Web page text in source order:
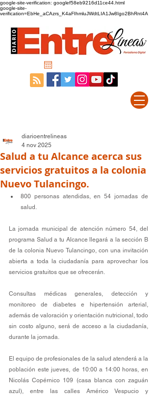
google-site-verification: googlef58eb9216d11ce44.html
google-site-
verification=EbHe_aCAzrs_K4aFIhmluJWdtLIA1Jw8Igo2BhRnt4A
Salud a tu Alcance acerca sus
servicios gratuitos a la colonia
Nuevo Tulancingo.
diarioentrelineas
4 nov 2025
800 personas atendidas, en 54 jornadas de
salud.
La jornada municipal de atención número 54, del
programa Salud a tu Alcance llegará a la sección B
de la colonia Nuevo Tulancingo, con una invitación
abierta a toda la ciudadanía para aprovechar los
servicios gratuitos que se ofrecerán.
Consultas médicas generales, detección y
monitoreo de diabetes e hipertensión arterial,
además de valoración y orientación nutricional, todo
sin costo alguno, será de acceso a la ciudadanía,
durante la jornada.
El equipo de profesionales de la salud atenderá a la
población este jueves, de 10:00 a 14:00 horas, en
Nicolás Copérnico 109 (casa blanca con zaguán
azul), entre las calles Américo Vespucio y